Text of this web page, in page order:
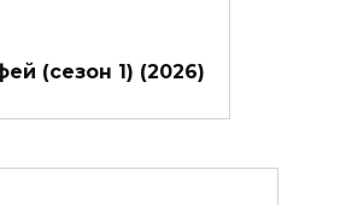
(сезон 1) (2026)